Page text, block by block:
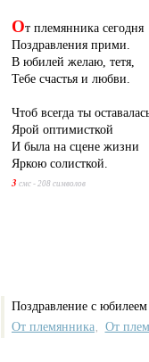
От племянника сегодня
Поздравления прими.
В юбилей желаю, тетя,
Тебе счастья и любви.
Чтоб всегда ты
Ярой оптимисткой
И была на сцене жизни
Яркою солисткой.
3 смс - 208 символов
Поздравление с юбилеем
От племянника
От